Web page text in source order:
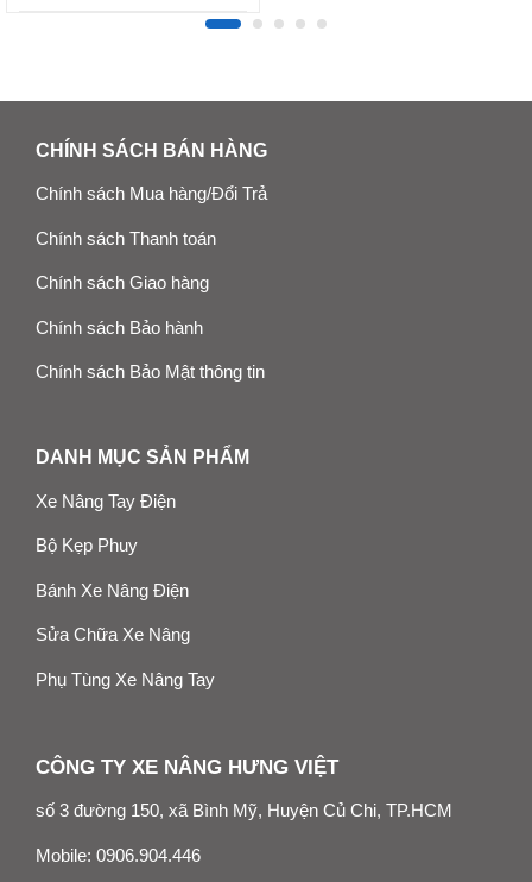
CHÍNH SÁCH BÁN HÀNG
Chính sách Mua hàng/Đổi Trả
Chính sách Thanh toán
Chính sách Giao hàng
Chính sách Bảo hành
Chính sách Bảo Mật thông tin
DANH MỤC SẢN PHẨM
Xe Nâng Tay Điện
Bộ Kẹp Phuy
Bánh Xe Nâng Điện
Sửa Chữa Xe Nâng
Phụ Tùng Xe Nâng Tay
CÔNG TY XE NÂNG HƯNG VIỆT
số 3 đường 150, xã Bình Mỹ, Huyện Củ Chi, TP.HCM
Mobile: 0906.904.446